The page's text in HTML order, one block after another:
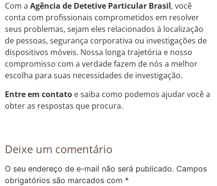
Com a Agência de Detetive Particular Brasil, você
conta com profissionais comprometidos em resolver
seus problemas, sejam eles relacionados à localização
de pessoas, segurança corporativa ou investigações de
dispositivos móveis. Nossa longa trajetória e nosso
compromisso com a verdade fazem de nós a melhor
escolha para suas necessidades de investigação.
Entre em contato e saiba como podemos ajudar você a
obter as respostas que procura.
Deixe um comentário
O seu endereço de e-mail não será publicado. Campos
obrigatórios são marcados com *